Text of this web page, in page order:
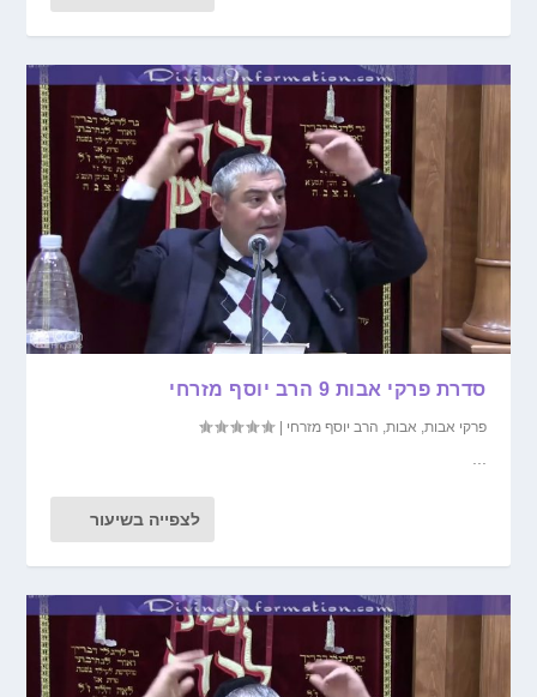
סדרת פרקי אבות 9 הרב יוסף מזרחי
פרקי אבות, אבות, הרב יוסף מזרחי |
...
לצפייה בשיעור